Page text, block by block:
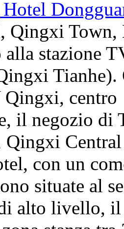
Qingxi Town,
stazione
Tianhe).
Qingxi, centro
il negozio
Qingxi
con un
situate al
alto livello,